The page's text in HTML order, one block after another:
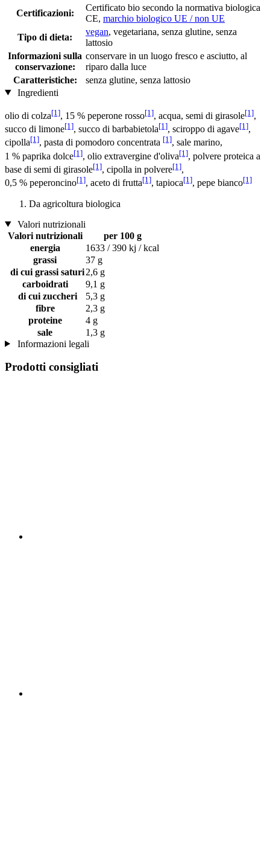
Certificazioni:
Certificato bio secondo la normativa biologica
CE, marchio biologico UE / non UE
Tipo di dieta:
vegan, vegetariana, senza glutine, senza
lattosio
Informazioni sulla
conservazione:
conservare in un luogo fresco e asciutto, al
riparo dalla luce
Caratteristiche:
senza glutine, senza lattosio
Ingredienti
olio di colza[1], 15 % peperone rosso[1], acqua, semi di girasole[1],
succo di limone[1], succo di barbabietola[1], sciroppo di agave[1],
cipolla[1], pasta di pomodoro concentrata [1], sale marino,
1 % paprika dolce[1], olio extravergine d'oliva[1], polvere proteica a
base di semi di girasole[1], cipolla in polvere[1],
0,5 % peperoncino[1], aceto di frutta[1], tapioca[1], pepe bianco[1]
Da agricoltura biologica
Valori nutrizionali
Valori nutrizionali
per 100 g
energia
1633 / 390 kj / kcal
grassi
37 g
di cui grassi saturi2,6 g
carboidrati
9,1 g
di cui zuccheri
5,3 g
fibre
2,3 g
proteine
4 g
sale
1,3 g
Informazioni legali
Prodotti consigliati